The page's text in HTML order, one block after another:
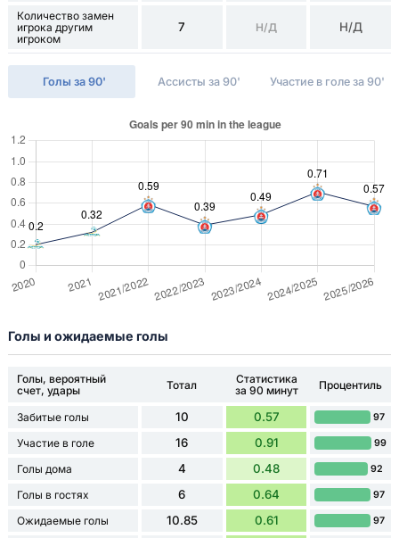
Количество замен
игрока другим
игроком
7 Н/Д Н/Д
Голы за 90' Ассисты за 90' Участие в голе за 90'
Голы и ожидаемые голы
Голы, вероятный
счет, удары
Тотал
Статистика
за 90 минут
Процентиль
Забитые голы 10 0.57 97
Участие в голе 16 0.91 99
Голы дома 4 0.48 92
Голы в гостях 6 0.64 97
Ожидаемые голы 10.85 0.61 97